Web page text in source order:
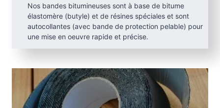
Nos bandes bitumineuses sont à base de bitume
élastomère (butyle) et de résines spéciales et sont
autocollantes (avec bande de protection pelable) pour
une mise en oeuvre rapide et précise.